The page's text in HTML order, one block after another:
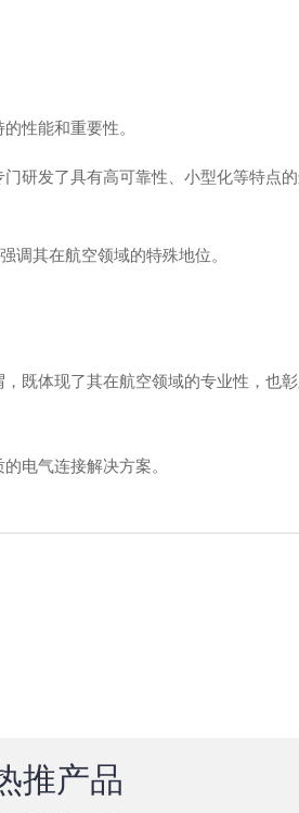
性能和重要性。
研发了具有高可靠性、小型化等特点
调其在航空领域的特殊地位。
既体现了其在航空领域的专业性，也
电气连接解决方案。
推产品